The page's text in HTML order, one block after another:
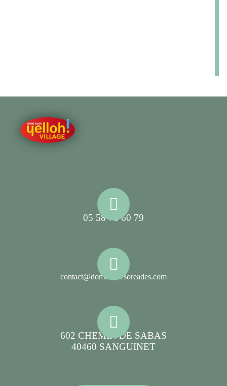
05 58 78 60 79
contact@domainelesoreades.com
602 CHEMIN DE SABAS
40460 SANGUINET